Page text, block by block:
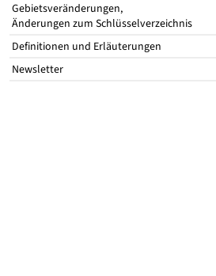
Gebietsveränderungen,
Änderungen zum Schlüsselverzeichnis
Definitionen und Erläuterungen
Newsletter